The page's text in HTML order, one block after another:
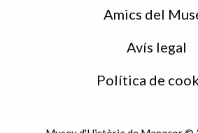
Amics del
Avís legal
Política de